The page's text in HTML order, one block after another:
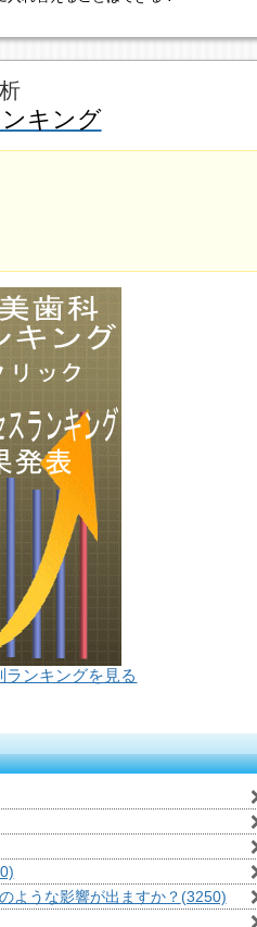
キング
ランキングを見る
ような影響が出ますか？ (3250)